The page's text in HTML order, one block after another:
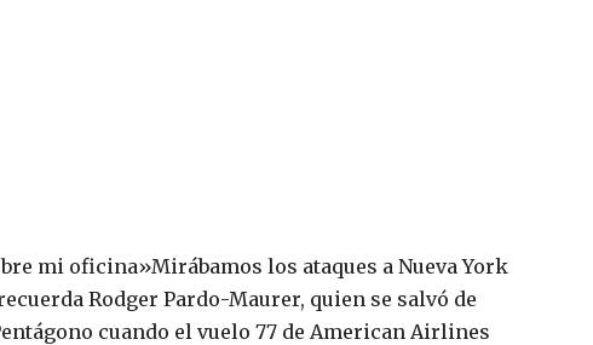
mi oficina»Mirábamos los ataques a Nueva York
Rodger Pardo-Maurer, quien se salvó de
cuando el vuelo 77 de American Airlines